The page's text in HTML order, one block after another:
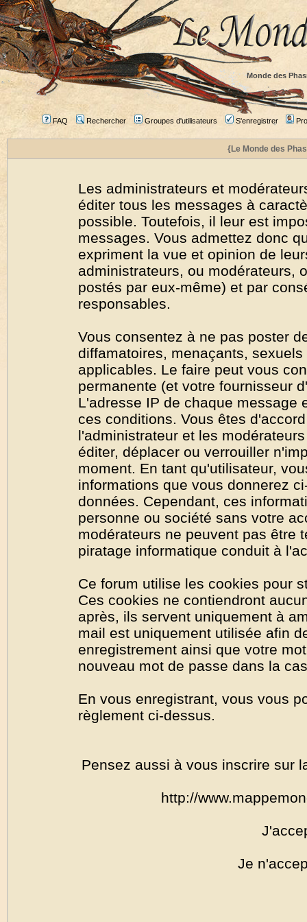
Monde des
FAQ Rechercher Groupes d'utilisateurs S'enregistrer
{Le Monde des
Les administrateurs et
éditer tous les messages à
possible. Toutefois, il leur est
messages. Vous admettez donc
expriment la vue et opinion de
administrateurs, ou modérateurs,
postés par eux-même) et par
responsables.
Vous consentez à ne pas poster
diffamatoires, menaçants,
applicables. Le faire peut vous
permanente (et votre fournisseur
L'adresse IP de chaque message
ces conditions. Vous êtes
l'administrateur et les
éditer, déplacer ou verrouiller
moment. En tant qu'utilisateur,
informations que vous donnerez
données. Cependant, ces
personne ou société sans votre
modérateurs ne peuvent pas être
piratage informatique conduit à
Ce forum utilise les cookies pour
Ces cookies ne contiendront
après, ils servent uniquement à
mail est uniquement utilisée afin
enregistrement ainsi que votre
nouveau mot de passe dans la
En vous enregistrant, vous vous
règlement ci-dessus.
Pensez aussi à vous inscrire sur
http://
Je